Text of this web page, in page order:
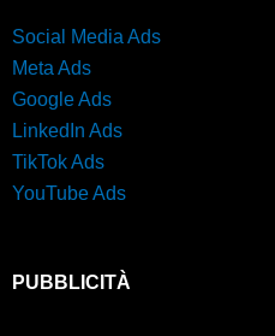
Social Media Ads
Meta Ads
Google Ads
LinkedIn Ads
TikTok Ads
YouTube Ads
PUBBLICITÀ